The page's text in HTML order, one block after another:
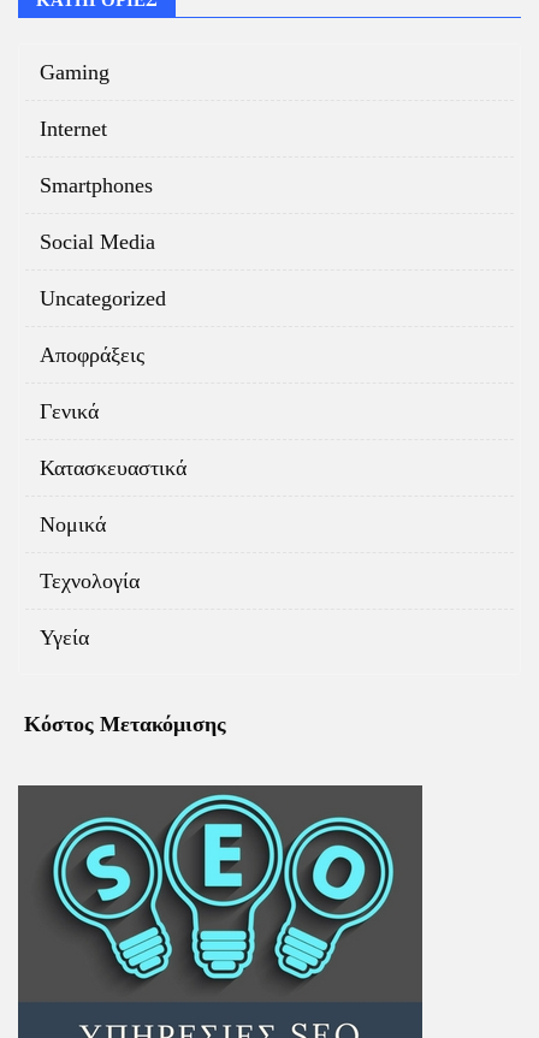
Gaming
Internet
Smartphones
Social Media
Uncategorized
Αποφράξεις
Γενικά
Κατασκευαστικά
Νομικά
Τεχνολογία
Υγεία
Κόστος Μετακόμισης